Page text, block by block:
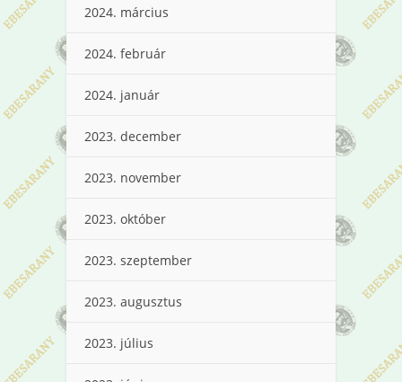
2024. március
2024. február
2024. január
2023. december
2023. november
2023. október
2023. szeptember
2023. augusztus
2023. július